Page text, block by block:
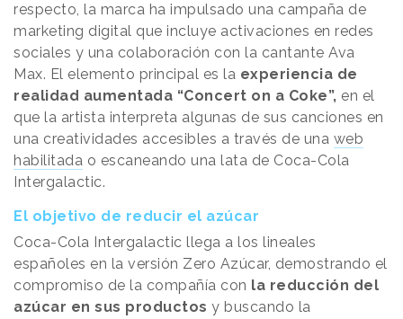
respecto, la marca ha impulsado una campaña de
marketing digital que incluye activaciones en redes
sociales y una colaboración con la cantante Ava
Max. El elemento principal es la experiencia de
realidad aumentada “Concert on a Coke”, en el
que la artista interpreta algunas de sus canciones en
una creatividades accesibles a través de una web
habilitada o escaneando una lata de Coca-Cola
Intergalactic.
El objetivo de reducir el azúcar
Coca-Cola Intergalactic llega a los lineales
españoles en la versión Zero Azúcar, demostrando el
compromiso de la compañía con la reducción del
azúcar en sus productos y buscando la